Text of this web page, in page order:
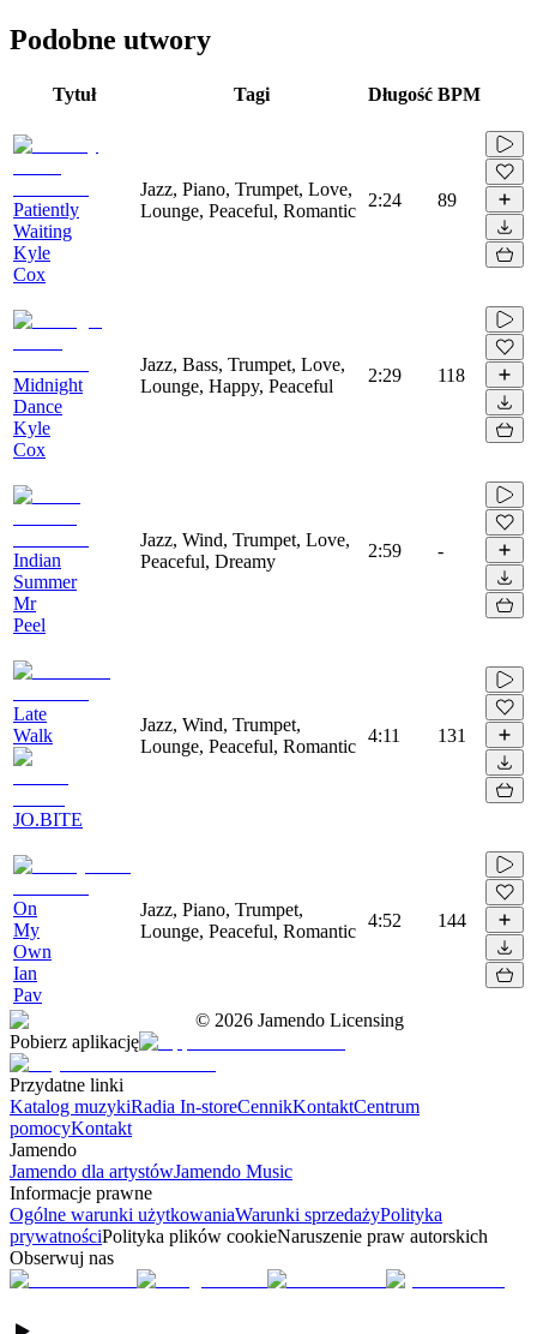
Podobne utwory
Tytuł Tagi Długość BPM
Patiently
Waiting
Kyle
Cox
Jazz, Piano, Trumpet, Love,
Lounge, Peaceful, Romantic
2:24 89
Midnight
Dance
Kyle
Cox
Jazz, Bass, Trumpet, Love,
Lounge, Happy, Peaceful
2:29 118
Indian
Summer
Mr
Peel
Jazz, Wind, Trumpet, Love,
Peaceful, Dreamy
2:59 -
Late
Walk
JO.BITE
Jazz, Wind, Trumpet,
Lounge, Peaceful, Romantic
4:11 131
On
My
Own
Ian
Pav
Jazz, Piano, Trumpet,
Lounge, Peaceful, Romantic
4:52 144
© 2026 Jamendo Licensing
Pobierz aplikację
Przydatne linki
Katalog muzykiRadia In-storeCennikKontaktCentrum
pomocyKontakt
Jamendo
Jamendo dla artystówJamendo Music
Informacje prawne
Ogólne warunki użytkowaniaWarunki sprzedażyPolityka
prywatnościPolityka plików cookieNaruszenie praw autorskich
Obserwuj nas